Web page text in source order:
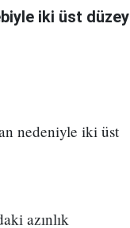
iki üst düzey
nedeniyle iki üst
azınlık